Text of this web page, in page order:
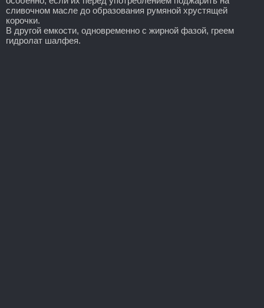
сливочном масле до образования румяной хрустящей
корочки.
В другой емкости, одновременно с жирной фазой, греем
гидролат шалфея.